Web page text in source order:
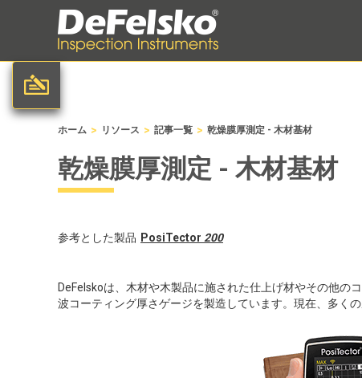
ホーム > リソース > 記事一覧 > 乾燥膜厚測定 - 木材基材
乾燥膜厚測定 - 木材基材
参考とした製品 PosiTector 200
DeFelskoは、木材や木製品に施された仕上げ材やその他の
波コーティング厚さゲージを製造しています。現在、多く